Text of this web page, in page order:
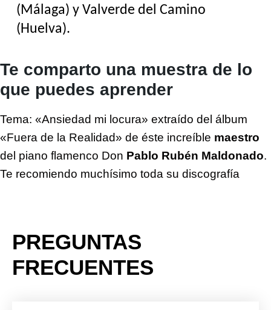
(Málaga) y Valverde del Camino
(Huelva).
Te comparto una muestra de lo
que puedes aprender
Tema: «Ansiedad mi locura» extraído del álbum
«Fuera de la Realidad» de éste increíble maestro
del piano flamenco Don Pablo Rubén Maldonado.
Te recomiendo muchísimo toda su discografía
PREGUNTAS
FRECUENTES